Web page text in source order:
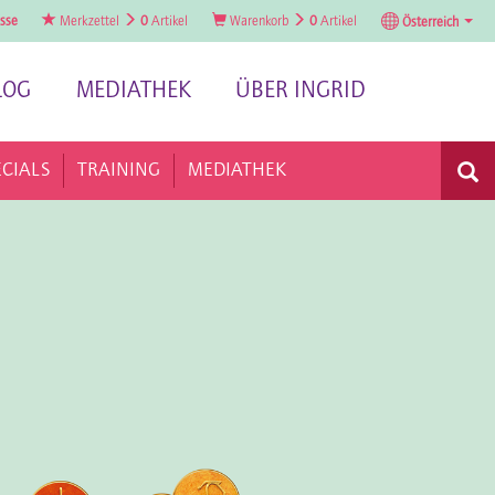
Merkzettel 0 Artikel Warenkorb 0 Artikel Österreich
MEDIATHEK ÜBER INGRID
TRAINING MEDIATHEK